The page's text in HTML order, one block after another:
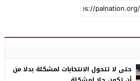
حتى لا تتحول الانتخابات لمشكلة بدلا من